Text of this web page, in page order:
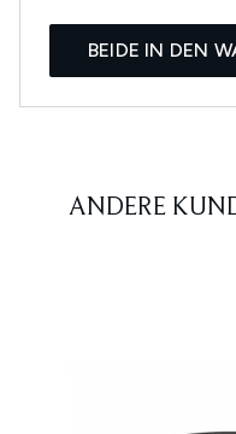
BEIDE IN DEN
ANDERE